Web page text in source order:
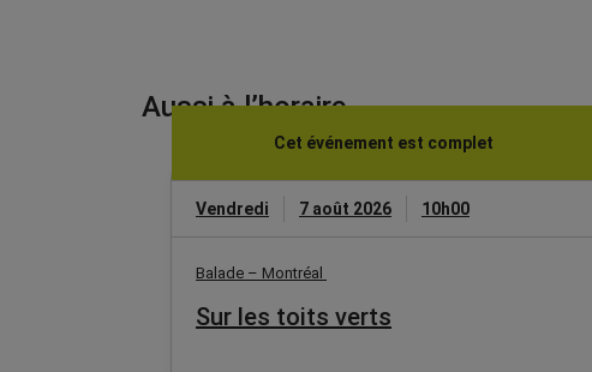
Aussi à l’horaire
Cet événement est complet
Vendredi 7 août 2026 10h00
Balade – Montréal
Sur les toits verts